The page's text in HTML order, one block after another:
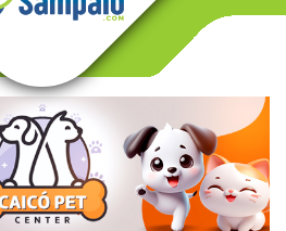
v
g
t
i
o
n